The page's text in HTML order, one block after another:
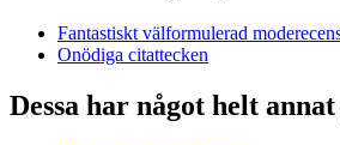
Fantastiskt välformulerad
Onödiga citattecken
Dessa har något helt